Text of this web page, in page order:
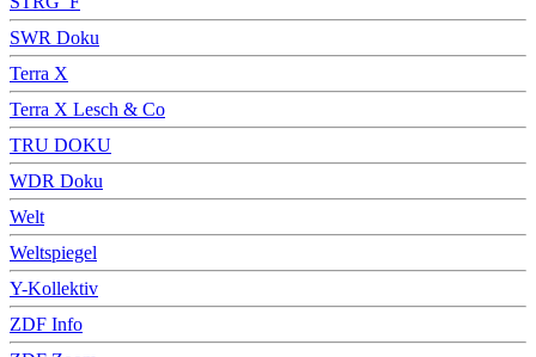
SWR Doku
Terra X
Terra X Lesch & Co
TRU DOKU
WDR Doku
Welt
Weltspiegel
Y-Kollektiv
ZDF Info